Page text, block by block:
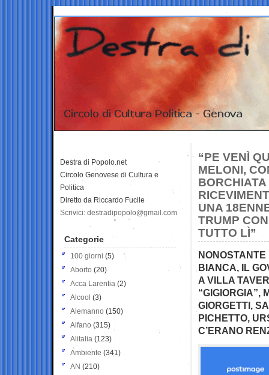
“PE VENÌ
MELONI,
UNA
TRUMP
TUTTO LÌ”
BIANCA, IL
A VILLA
“GIGIORGIA”,
GIORGETTI,
PICHETTO,
C’ERANO
Destra di Popolo.net
Circolo Genovese di Cultura e
Politica
Diretto da Riccardo Fucile
Scrivici: destradipopolo@gmail.com
Categorie
100 giorni (5)
Aborto (20)
Acca Larentia (2)
Alcool (3)
Alemanno (150)
Alfano (315)
Alitalia (123)
Ambiente (341)
AN (210)